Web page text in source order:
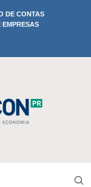
DE CONTAS
EMPRESAS